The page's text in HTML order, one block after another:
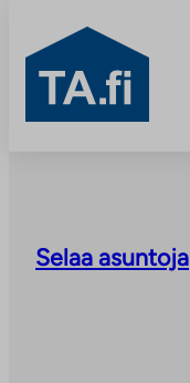
TA.fi
Selaa asuntoja